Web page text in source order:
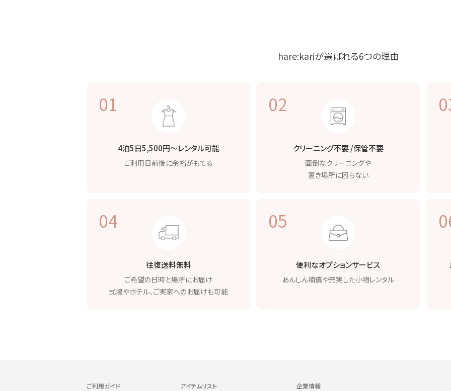
hare:kariが選ばれる6つの理由
01
4泊5日5,500円〜レンタル可能
ご利用日前後に余裕がもてる
02
クリーニング不要 /保管不要
面倒なクリーニングや
置き場所に困らない
04
往復送料無料
ご希望の日時と場所にお届け
式場やホテル、 ご実家へのお届けも可能
05
便利なオプションサービス
あんしん補償や充実した小物レンタル
ご利用ガイド アイテムリスト 企業情報